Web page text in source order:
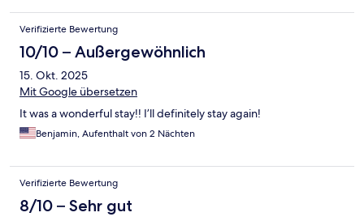
Verifizierte Bewertung
10/10 – Außergewöhnlich
15. Okt. 2025
Mit Google übersetzen
It was a wonderful stay!! I’ll definitely stay again!
Benjamin, Aufenthalt von 2 Nächten
Verifizierte Bewertung
8/10 – Sehr gut